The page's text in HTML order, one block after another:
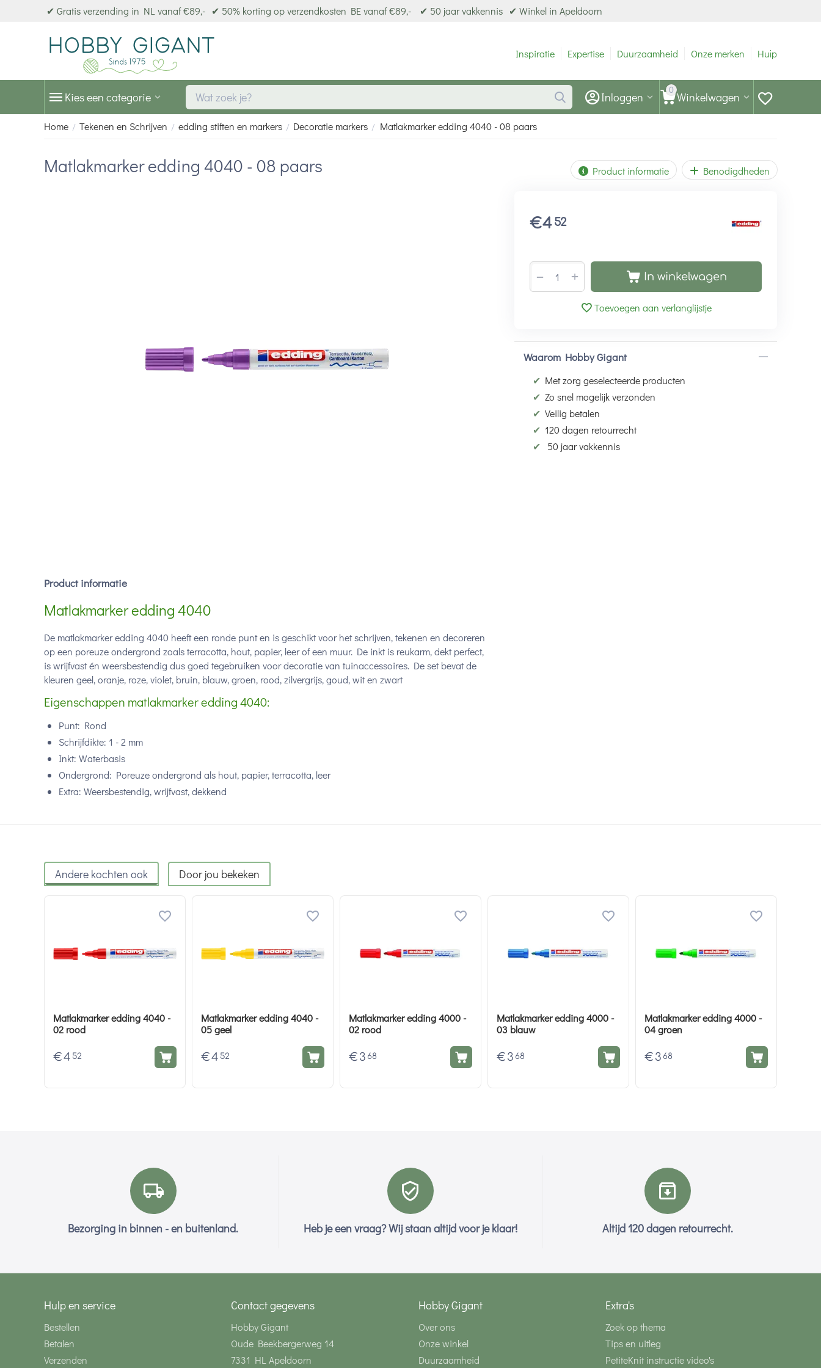
✔ Gratis verzending in NL vanaf €89,- ✔ 50% korting op verzendkosten BE vanaf €89,- ✔ 50 jaar vakkennis ✔ Winkel in Apeldoorn
Inspiratie Expertise Duurzaamheid Onze merken Hulp
Kies een categorie 0 Winkelwagen
Inloggen
Home / Tekenen en Schrijven / edding stiften en markers / Decoratie markers / Matlakmarker edding 4040 - 08 paars
Matlakmarker edding 4040 - 08 paars Product informatie Benodigdheden
€4 52
+
− In winkelwagen
Toevoegen aan verlanglijstje
Waarom Hobby Gigant
✔ Met zorg geselecteerde producten
✔ Zo snel mogelijk verzonden
✔ Veilig betalen
✔ 120 dagen retourrecht
✔
50 jaar vakkennis
Product informatie
Matlakmarker edding 4040
De matlakmarker edding 4040 heeft een ronde punt en is geschikt voor het schrijven, tekenen en decoreren
op een poreuze ondergrond zoals terracotta, hout, papier, leer of een muur. De inkt is reukarm, dekt perfect,
is wrijfvast én weersbestendig dus goed tegebruiken voor decoratie van tuinaccessoires. De set bevat de
kleuren geel, oranje, roze, violet, bruin, blauw, groen, rood, zilvergrijs, goud, wit en zwart
Eigenschappen matlakmarker edding 4040:
Punt: Rond
Schrijfdikte: 1 - 2 mm
Inkt: Waterbasis
Ondergrond: Poreuze ondergrond als hout, papier, terracotta, leer
Extra: Weersbestendig, wrijfvast, dekkend
Andere kochten ook Door jou bekeken
Matlakmarker edding 4040 -
02 rood
€4 52
Matlakmarker edding 4040 -
05 geel
€4 52
Matlakmarker edding 4000 -
02 rood
€ 3 68
Matlakmarker edding 4000 -
03 blauw
€ 3 68
Matlakmarker edding 4000 -
04 groen
€ 3 68
Bezorging in binnen - en buitenland. Heb je een vraag? Wij staan altijd voor je klaar! Altijd 120 dagen retourrecht.
Hulp en service
Bestellen
Betalen
Verzenden
Contact gegevens
Hobby Gigant
Oude Beekbergerweg 14
7331 HL Apeldoorn
Hobby Gigant
Over ons
Onze winkel
Duurzaamheid
Extra's
Zoek op thema
Tips en uitleg
PetiteKnit instructie video's